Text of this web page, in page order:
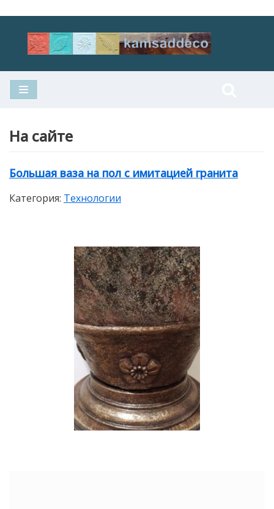
Перейти
На сайте
Большая ваза на пол с имитацией гранита
Категория: Технологии